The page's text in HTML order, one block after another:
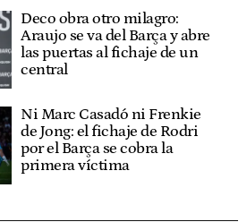
Deco obra otro milagro:
Araujo se va del Barça y abre
las puertas al fichaje de un
central
Ni Marc Casadó ni Frenkie
de Jong: el fichaje de Rodri
por el Barça se cobra la
primera víctima